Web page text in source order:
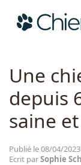
CHIEN.FR
Une
depuis
saine
Publié le 08/04/
Ecrit parSophie